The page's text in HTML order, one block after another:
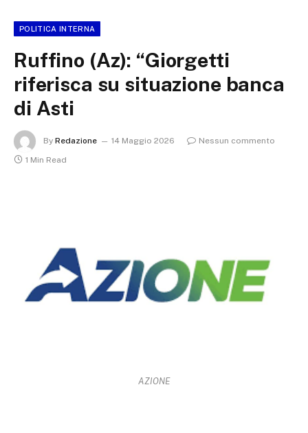
POLITICA INTERNA
Ruffino (Az): “Giorgetti
riferisca su situazione banca
di Asti
By Redazione 14 Maggio 2026
Nessun commento
1 Min Read
AZIONE